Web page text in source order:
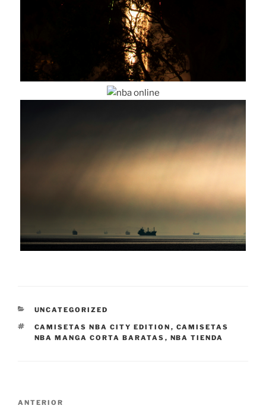
CATEGORÍAS
UNCATEGORIZED
ETIQUETAS
CAMISETAS NBA CITY EDITION , CAMISETAS
NBA MANGA CORTA BARATAS , NBA TIENDA
Navegación
Entrada
ANTERIOR